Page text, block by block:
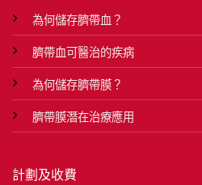
為何儲存臍帶血？
臍帶血可醫治的疾病
為何儲存臍帶膜？
臍帶膜潛在治療應用
計劃及收費